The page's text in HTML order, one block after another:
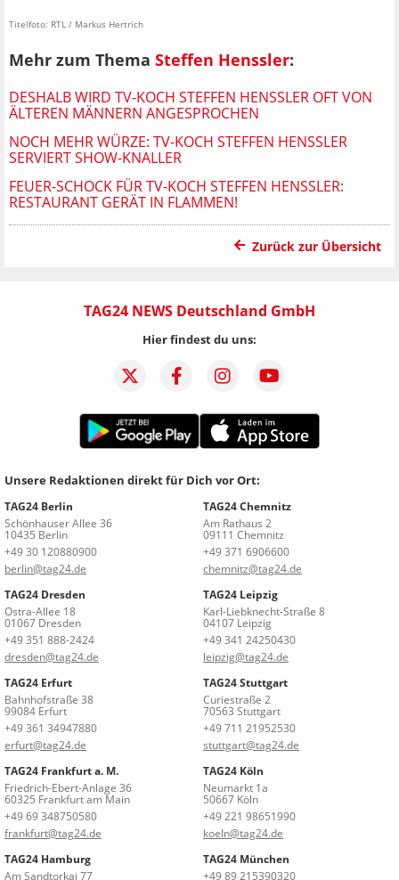
Titelfoto: RTL / Markus Hertrich
Mehr zum Thema Steffen Henssler:
DESHALB WIRD TV-KOCH STEFFEN HENSSLER OFT VON
ÄLTEREN MÄNNERN ANGESPROCHEN
NOCH MEHR WÜRZE: TV-KOCH STEFFEN HENSSLER
SERVIERT SHOW-KNALLER
FEUER-SCHOCK FÜR TV-KOCH STEFFEN HENSSLER:
RESTAURANT GERÄT IN FLAMMEN!
Zurück zur Übersicht
TAG24 NEWS Deutschland GmbH
Hier findest du uns:
Unsere Redaktionen direkt für Dich vor Ort:
TAG24 Berlin
Schönhauser Allee 36
10435 Berlin
+49 30 120880900
berlin@tag24.de
TAG24 Chemnitz
Am Rathaus 2
09111 Chemnitz
+49 371 6906600
chemnitz@tag24.de
TAG24 Dresden
Ostra-Allee 18
01067 Dresden
+49 351 888-2424
dresden@tag24.de
TAG24 Leipzig
Karl-Liebknecht-Straße 8
04107 Leipzig
+49 341 24250430
leipzig@tag24.de
TAG24 Erfurt
Bahnhofstraße 38
99084 Erfurt
+49 361 34947880
erfurt@tag24.de
TAG24 Stuttgart
Curiestraße 2
70563 Stuttgart
+49 711 21952530
stuttgart@tag24.de
TAG24 Frankfurt a. M.
Friedrich-Ebert-Anlage 36
60325 Frankfurt am Main
+49 69 348750580
frankfurt@tag24.de
TAG24 Köln
Neumarkt 1a
50667 Köln
+49 221 98651990
koeln@tag24.de
TAG24 Hamburg
Am Sandtorkai 77
TAG24 München
+49 89 215390320